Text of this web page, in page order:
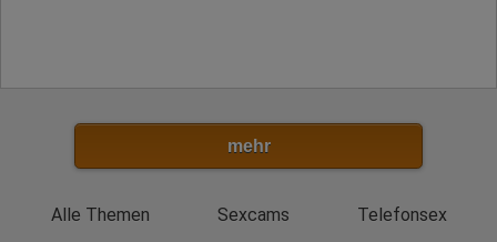
mehr
Alle Themen Sexcams Telefonsex